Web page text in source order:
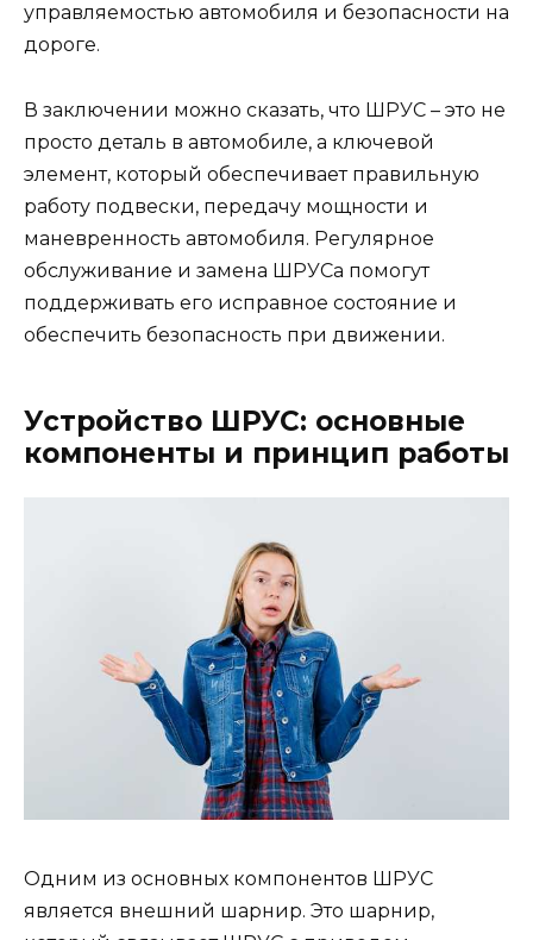
управляемостью автомобиля и безопасности на
дороге.
В заключении можно сказать, что ШРУС – это не
просто деталь в автомобиле, а ключевой
элемент, который обеспечивает правильную
работу подвески, передачу мощности и
маневренность автомобиля. Регулярное
обслуживание и замена ШРУСа помогут
поддерживать его исправное состояние и
обеспечить безопасность при движении.
Устройство ШРУС: основные
компоненты и принцип работы
Одним из основных компонентов ШРУС
является внешний шарнир. Это шарнир,